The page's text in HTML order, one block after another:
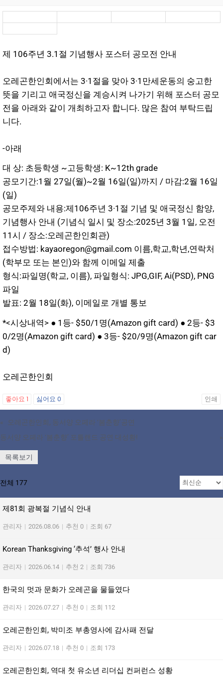
제 106주년 3.1절 기념행사 포스터 공모전 안내
오레곤한인회에서는 3·1절을 맞아 3·1만세운동의 숭고한
뜻을 기리고 애국정신을 계승시켜 나가기 위해 포스터 공모
전을 아래와 같이 개최하고자 합니다. 많은 참여 부탁드립
니다.
-아래
대 상: 초등학생 ~고등학생: K~12th grade
공모기간:1월 27일(월)~2월 16일(일)까지 / 마감:2월 16일
(일)
공모주제와 내용:제106주년 3·1절 기념 및 애국정신 함양,
기념행사 안내 (기념식 일시 및 장소:2025년 3월 1일, 오전
11시 / 장소:오레곤한인회관)
접수방법: kayaoregon@gmail.com 이름,학교,학년,연락처
(학부모 또는 본인)와 함께 이메일 제출
형식:파일명(학교, 이름), 파일형식: JPG,GIF, Ai(PSD), PNG
파일
발표: 2월 18일(화), 이메일로 개별 통보
*<시상내역> ● 1등- $50/1명(Amazon gift card) ● 2등- $3
0/2명(Amazon gift card) ● 3등- $20/9명(Amazon gift car
d)
오레곤한인회
좋아요 1 싫어요 0 인쇄
«
오레곤한인회, 동서양 오페라 ‘봄춘향’공연
동서양 오페라 ‘봄춘향’ 포틀랜드 공연 대성황!
»
목록보기
전체 177
제81회 광복절 기념식 안내
관리자 | 2026.08.06 | 추천 0 | 조회 67
Korean Thanksgiving ‘추석’ 행사 안내
관리자 | 2026.06.14 | 추천 2 | 조회 736
한국의 멋과 문화가 오레곤을 물들였다
관리자 | 2026.07.27 | 추천 0 | 조회 112
오레곤한인회, 박미조 부총영사에 감사패 전달
관리자 | 2026.07.18 | 추천 0 | 조회 173
오레곤한인회, 역대 첫 유소년 리더십 컨퍼런스 성황